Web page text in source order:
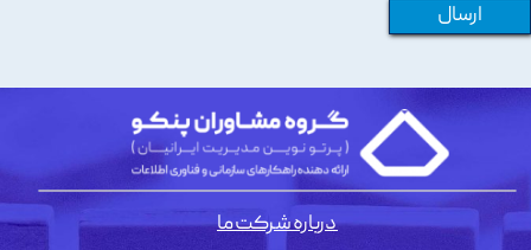
ارسال
درباره شرکت ما